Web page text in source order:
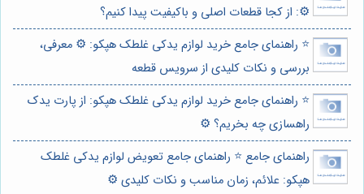
⚙️: از کجا قطعات اصلی و باکیفیت پیدا کنیم؟
⭐️ راهنمای جامع خرید لوازم یدکی غلطک هپکو: ⚙️ معرفی،
بررسی و نکات کلیدی از سرویس قطعه
⭐️ راهنمای جامع خرید لوازم یدکی غلطک هپکو: از پارت یدک
راهسازی چه بخریم؟ ⚙️
راهنمای جامع ⭐️ راهنمای جامع تعویض لوازم یدکی غلطک
هپکو: علائم، زمان مناسب و نکات کلیدی ⚙️